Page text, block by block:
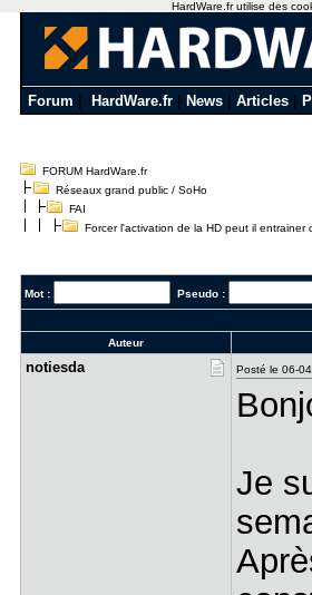
Forum HardWare.fr News Articles
FORUM HardWare.fr
Réseaux grand public / SoHo
FAI
Forcer l'activation de la HD peut il entrainer
Mot : Pseudo :
Auteur
notiesda Posté le 06-
Je
HardWare.fr utilise des